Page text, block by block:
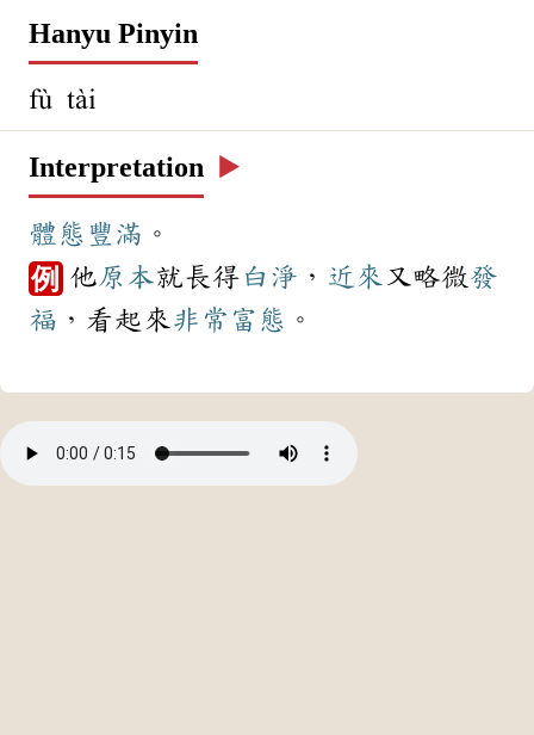
Hanyu Pinyin
fù tài
Interpretation ▶️
體態 豐滿 。
例 他原本就長得 白淨 ， 近來 又略微發
福 ，看起來非常 富態 。